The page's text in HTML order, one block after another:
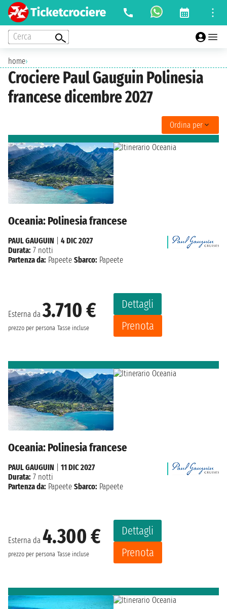
Cerca
home›
Crociere Paul Gauguin Polinesia
francese dicembre 2027
Ordina per
Oceania: Polinesia francese
Esterna da3.710 €
prezzo per persona Tasse incluse
Dettagli
Prenota
PAUL GAUGUIN
4 DIC 2027
Durata: 7 notti
Partenza da: Papeete Sbarco: Papeete
Oceania: Polinesia francese
Esterna da 4.300 €
prezzo per persona Tasse incluse
Dettagli
Prenota
PAUL GAUGUIN
11 DIC 2027
Durata: 7 notti
Partenza da: Papeete Sbarco: Papeete